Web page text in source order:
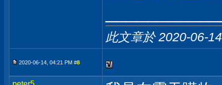
此文章於 2020-06-
2020-06-14, 04:21 PM #8